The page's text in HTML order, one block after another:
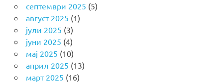
септември 2025 (5)
август 2025 (1)
јули 2025 (3)
јуни 2025 (4)
мај 2025 (10)
април 2025 (13)
март 2025 (16)